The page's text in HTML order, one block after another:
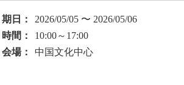
期日：
2026/05/05 〜 2026/05/06
時間：
10:00～17:00
会場：
中国文化中心